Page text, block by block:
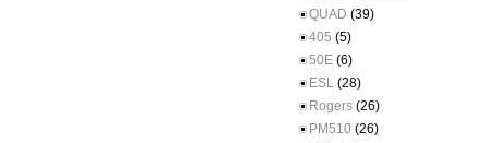
QUAD (39)
405 (5)
50E (6)
ESL (28)
Rogers (26)
PM510 (26)